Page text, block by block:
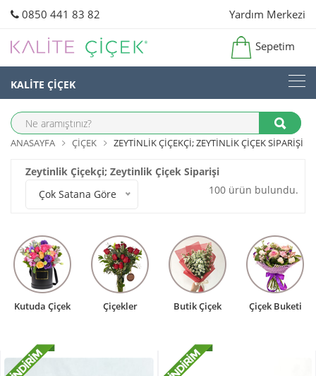
0850 441 83 82 Yardım Merkezi
Sepetim
KALİTE ÇİÇEK
ANASAYFA ÇIÇEK ZEYTINLIK ÇIÇEKÇI; ZEYTINLIK ÇIÇEK SIPARIŞI
Zeytinlik Çiçekçi; Zeytinlik Çiçek Siparişi
Çok Satana Göre
100 ürün bulundu.
Kutuda Çiçek Çiçekler Butik Çiçek Çiçek Buketi